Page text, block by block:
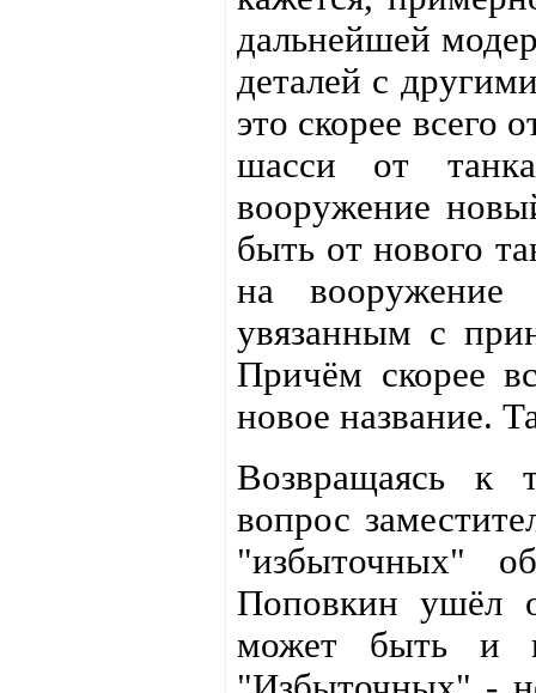
дальнейшей
деталей с
это скорее всего
шасси от
вооружение
быть от нового
на вооружение
увязанным с
Причём скорее
новое название.
Возвращаясь к
вопрос
"избыточных"
Поповкин ушёл
может быть и